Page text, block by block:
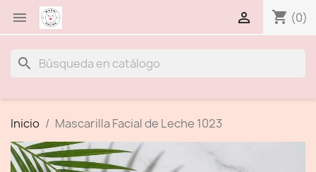
 shopping_cart (0)

search
Inicio Mascarilla Facial de Leche 1023